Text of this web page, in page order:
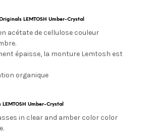
LEMTOSH Umber-Crystal
acétate de cellulose couleur
épaisse, la monture Lemtosh est
organique
Umber-Crystal
in clear and amber color color